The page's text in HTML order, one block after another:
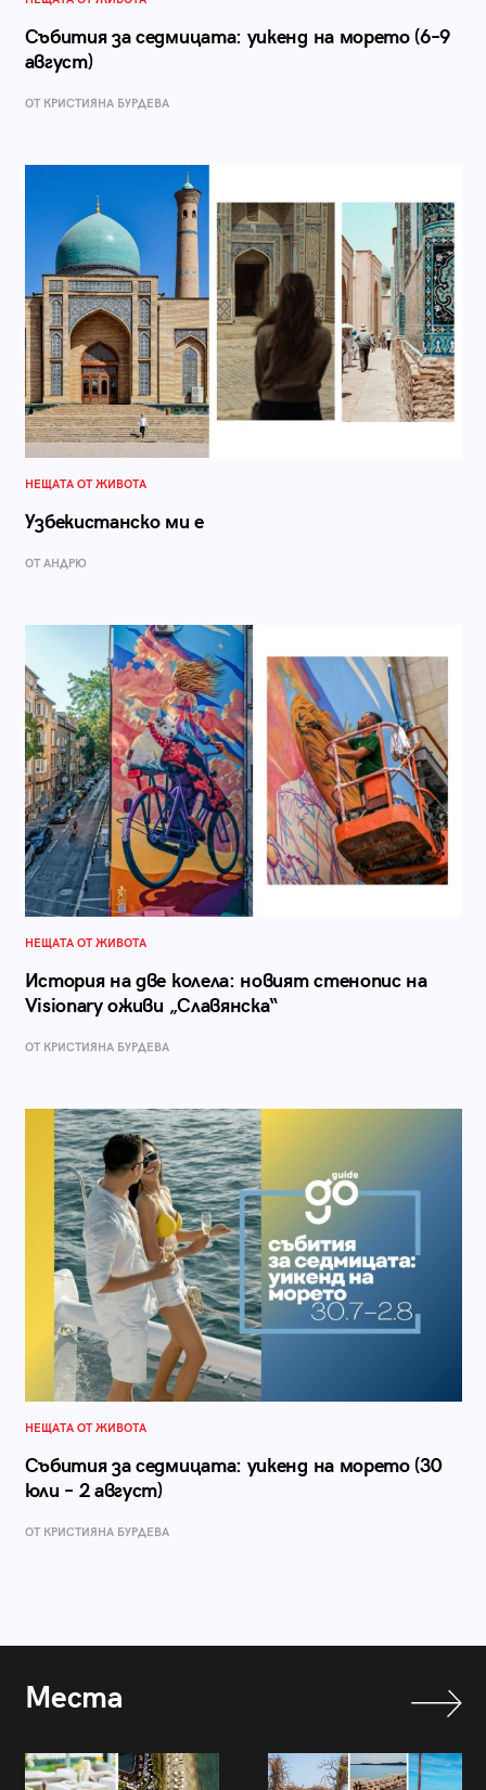
Събития за седмицата: уикенд на морето (6–9
август)
ОТ КРИСТИЯНА БУРДЕВА
НЕЩАТА ОТ ЖИВОТА
Узбекистанско ми е
ОТ АНДРЮ
НЕЩАТА ОТ ЖИВОТА
История на две колела: новият стенопис на
Visionary оживи „Славянска“
ОТ КРИСТИЯНА БУРДЕВА
НЕЩАТА ОТ ЖИВОТА
Събития за седмицата: уикенд на морето (30
юли – 2 август)
ОТ КРИСТИЯНА БУРДЕВА
Места